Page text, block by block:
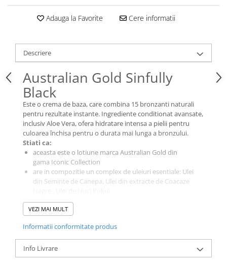
Adauga la Favorite Cere informatii
Descriere
Australian Gold Sinfully
Black
Este o crema de baza, care combina 15 bronzanti naturali
pentru rezultate instante. Ingrediente conditionat avansate,
inclusiv Aloe Vera, ofera hidratare intensa a pielii pentru
culoarea închisa pentru o durata mai lunga a bronzului.
Stiati ca:
aceasta este o lotiune marca Australian Gold din
gama Iconic Collection
are in compozitie un complex de uleiuri esentiale: Ulei
din Seminte de Canepa, Ulei din extracte de Coacaze
alte Vitamine hranitoare pentru o piele atât de moale si
fina la atingere
Se aplica inainte de sedinta de solar. Spalati-va pe
maini dupa utilizare.
VEZI MAI MULT
Informatii conformitate produs
Info Livrare